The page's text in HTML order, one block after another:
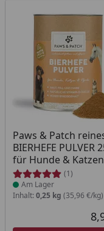
Paws & Patch
BIERHEFE PULVER
für Hunde & Katzen
(1)
Produkt am Lager
Am Lager
Inhalt: 0,25 kg (35,96 €/kg)